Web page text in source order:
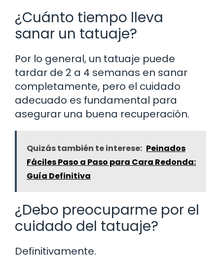
¿Cuánto tiempo lleva
sanar un tatuaje?
Por lo general, un tatuaje puede
tardar de 2 a 4 semanas en sanar
completamente, pero el cuidado
adecuado es fundamental para
asegurar una buena recuperación.
Quizás también te interese: Peinados
Fáciles Paso a Paso para Cara Redonda:
Guía Definitiva
¿Debo preocuparme por el
cuidado del tatuaje?
Definitivamente.